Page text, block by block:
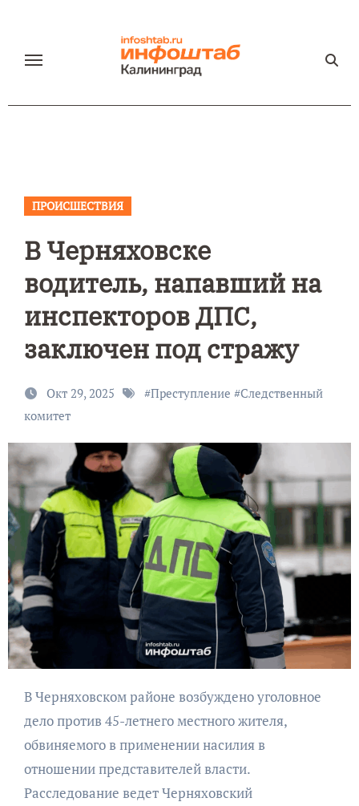
содержанию
ПРОИСШЕСТВИЯ
В Черняховске
водитель, напавший на
инспекторов ДПС,
заключен под стражу
Окт 29, 2025 #Преступление #Следственный
комитет
В Черняховском районе возбуждено уголовное
дело против 45-летнего местного жителя,
обвиняемого в применении насилия в
отношении представителей власти.
Расследование ведет Черняховский